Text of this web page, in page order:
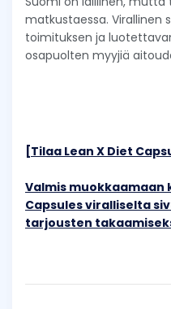
matkustaessa. Virallinen
toimituksen ja
osapuolten myyjiä
[Tilaa Lean X Diet
Valmis muokkaamaan
Capsules viralliselta
tarjousten